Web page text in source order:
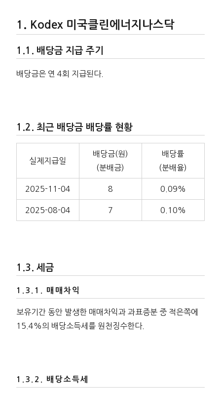
Kodex 미국클린에너지나스닥
배당금 지급 주기
배당금은 연 4회 지급된다.
최근 배당금 배당률 현황
실제지급일
배당금(원)
(분배금)
배당률
(분배율)
2025-11-04 8 0.09%
2025-08-04 7 0.10%
세금
매매차익
보유기간 동안 발생한 매매차익과 과표증분 중 적은쪽에
15.4%의 배당소득세를 원천징수한다.
배당소득세